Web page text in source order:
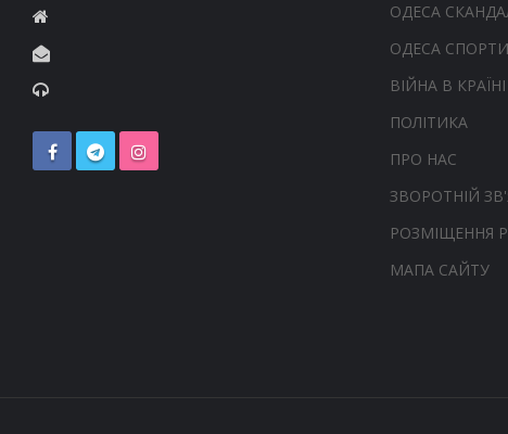
ОДЕСА
ОДЕСА
ВІЙНА В КРАЇНІ
ПОЛІТИКА
ПРО НАС
ЗВОРОТНІЙ
РОЗМІЩЕННЯ
МАПА САЙТУ